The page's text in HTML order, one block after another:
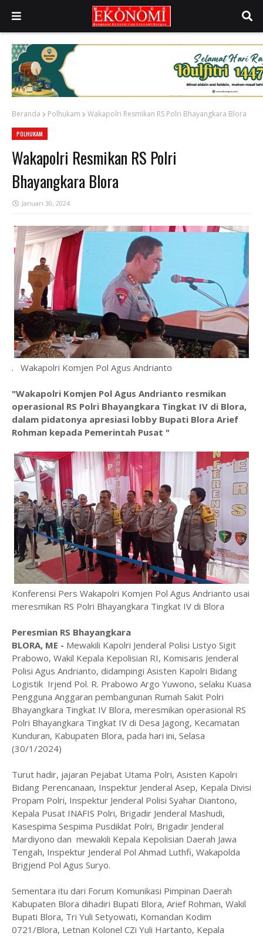
Beranda Polhukam Wakapolri Resmikan RS Polri Bhayangkara Blora
POLHUKAM
Wakapolri Resmikan RS Polri
Bhayangkara Blora
Januari 30, 2024
. Wakapolri Komjen Pol Agus Andrianto
"Wakapolri Komjen Pol Agus Andrianto resmikan
operasional RS Polri Bhayangkara Tingkat IV di Blora,
dalam pidatonya apresiasi lobby Bupati Blora Arief
Rohman kepada Pemerintah Pusat "
Konferensi Pers Wakapolri Komjen Pol Agus Andrianto usai
meresmikan RS Polri Bhayangkara Tingkat IV di Blora
Peresmian RS Bhayangkara
BLORA, ME - Mewakili Kapolri Jenderal Polisi Listyo Sigit
Prabowo, Wakil Kepala Kepolisian RI, Komisaris Jenderal
Polisi Agus Andrianto, didampingi Asisten Kapolri Bidang
Logistik Irjend Pol. R. Prabowo Argo Yuwono, selaku Kuasa
Pengguna Anggaran pembangunan Rumah Sakit Polri
Bhayangkara Tingkat IV Blora, meresmikan operasional RS
Polri Bhayangkara Tingkat IV di Desa Jagong, Kecamatan
Kunduran, Kabupaten Blora, pada hari ini, Selasa
(30/1/2024)
Turut hadir, jajaran Pejabat Utama Polri, Asisten Kapolri
Bidang Perencanaan, Inspektur Jenderal Asep, Kepala Divisi
Propam Polri, Inspektur Jenderal Polisi Syahar Diantono,
Kepala Pusat INAFIS Polri, Brigadir Jenderal Mashudi,
Kasespima Sespima Pusdiklat Polri, Brigadir Jenderal
Mardiyono dan mewakili Kepala Kepolisian Daerah Jawa
Tengah, Inspektur Jenderal Pol Ahmad Luthfi, Wakapolda
Brigjend Pol Agus Suryo.
Sementara itu dari Forum Komunikasi Pimpinan Daerah
Kabupaten Blora dihadiri Bupati Blora, Arief Rohman, Wakil
Bupati Blora, Tri Yuli Setyowati, Komandan Kodim
0721/Blora, Letnan Kolonel CZi Yuli Hartanto, Kepala